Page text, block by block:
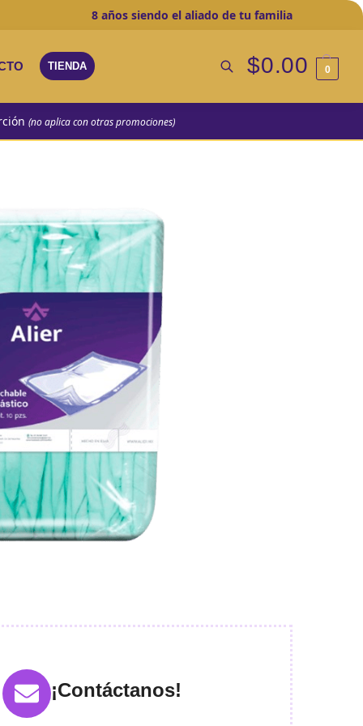
8 años siendo el aliado de tu familia
TIENDA
Buscar
$0.00 0
(no aplica con otras promociones)
¡Contáctanos!